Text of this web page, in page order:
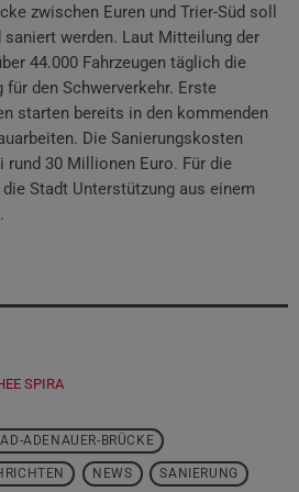
zwischen Euren und Trier-Süd soll
saniert werden. Laut Mitteilung der
44.000 Fahrzeugen täglich die
den Schwerverkehr. Erste
starten bereits in den kommenden
Die Sanierungskosten
rund 30 Millionen Euro. Für die
Stadt Unterstützung aus einem
SPIRA
ADENAUER-BRÜCKE
NEWS SANIERUNG